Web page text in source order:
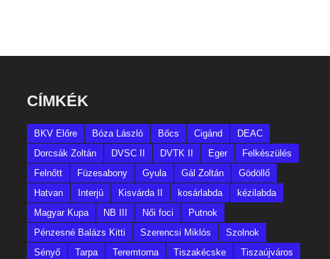
CÍMKÉK
BKV Előre Bóza László Bőcs Cigánd
DEAC
Dorcsák Zoltán
DVSC II DVTK II Eger
Felkészülés
Felnőtt
Füzesabony Gyula Gál Zoltán
Gödöllő
Hatvan
Interjú Kisvárda II kosárlabda
kézilabda
Magyar Kupa
NB III Női foci
Putnok
Pénzesné Balázs Kitti
Szerencsi Miklós
Szolnok
Sényő
Tarpa Teremtorna Tiszakécske Tiszaújváros